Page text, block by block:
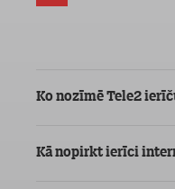
Ko nozīmē Tele2
Kā nopirkt ierīci